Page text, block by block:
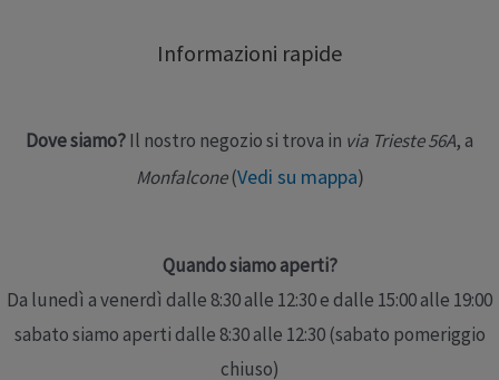
Tens convenzionale (rapido) – Vascolarizzazione –
Informazioni rapide
Dove siamo?Il nostro negozio si trova in via Trieste 56A, a
Monfalcone(Vedi su mappa)
Quando siamo aperti?
Da lunedì a venerdì dalle 8:30 alle 12:30 e dalle 15:00 alle 19:00
sabato siamo aperti dalle 8:30 alle 12:30 (sabato pomeriggio
chiuso)